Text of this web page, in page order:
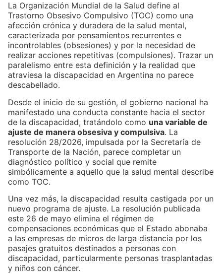
La Organización Mundial de la Salud define al
Trastorno Obsesivo Compulsivo (TOC) como una
afección crónica y duradera de la salud mental,
caracterizada por pensamientos recurrentes e
incontrolables (obsesiones) y por la necesidad de
realizar acciones repetitivas (compulsiones). Trazar un
paralelismo entre esta definición y la realidad que
atraviesa la discapacidad en Argentina no parece
descabellado.
Desde el inicio de su gestión, el gobierno nacional ha
manifestado una conducta constante hacia el sector
de la discapacidad, tratándolo como una variable de
ajuste de manera obsesiva y compulsiva. La
resolución 28/2026, impulsada por la Secretaría de
Transporte de la Nación, parece completar un
diagnóstico político y social que remite
simbólicamente a aquello que la salud mental describe
como TOC.
Una vez más, la discapacidad resulta castigada por un
nuevo programa de ajuste. La resolución publicada
este 26 de mayo elimina el régimen de
compensaciones económicas que el Estado abonaba
a las empresas de micros de larga distancia por los
pasajes gratuitos destinados a personas con
discapacidad, particularmente personas trasplantadas
y niños con cáncer.